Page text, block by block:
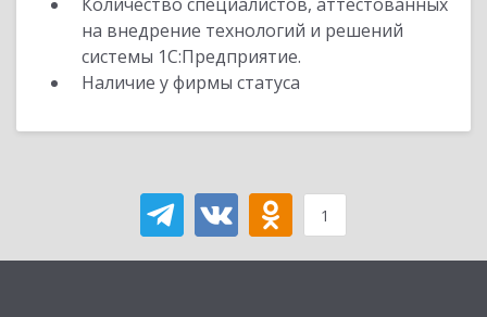
на внедрение технологий и решений
системы 1С:Предприятие.
Наличие у фирмы статуса
1